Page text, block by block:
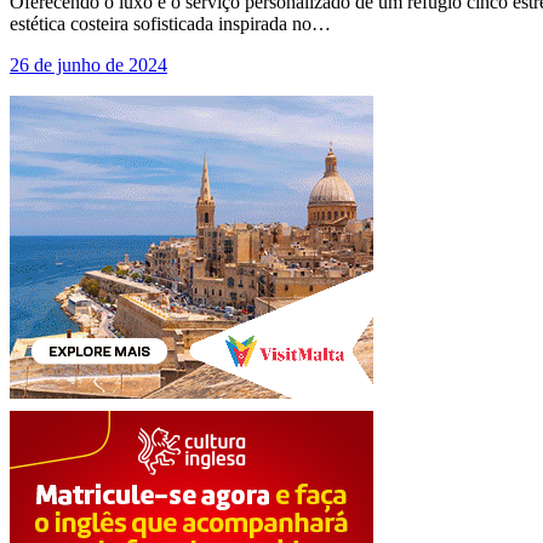
estética costeira sofisticada inspirada no…
26 de junho de 2024